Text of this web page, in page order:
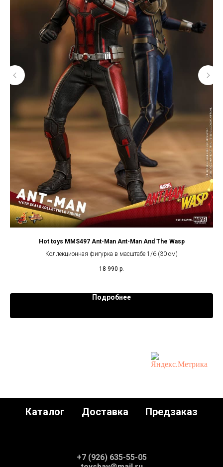
Hot toys MMS497 Ant-Man Ant-Man And The Wasp
Коллекционная фигурка в масштабе 1/6 (30 см)
18 990 р.
Подробнее
Каталог Доставка Предзаказ
+7 (926) 635-55-05